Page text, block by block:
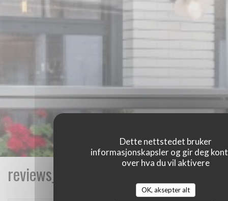
Dette nettstedet bruker
informasjonskapsler og gir deg
over hva du vil aktivere
OK, aksepter alt